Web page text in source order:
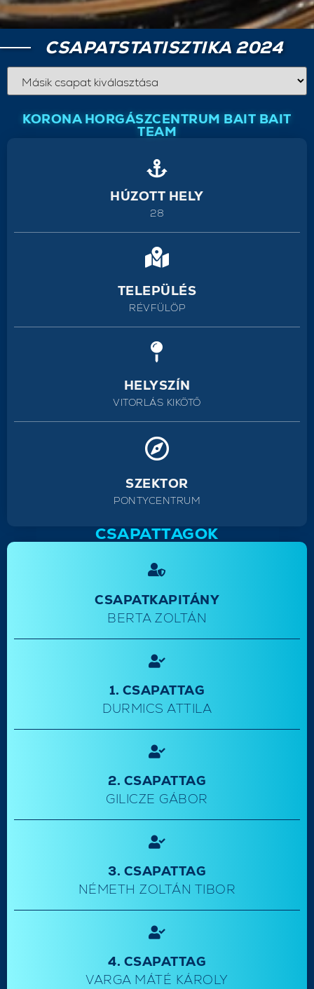
CSAPATSTATISZTIKA 2024
KORONA HORGÁSZCENTRUM BAIT BAIT
TEAM
HÚZOTT HELY
28
TELEPÜLÉS
RÉVFÜLÖP
HELYSZÍN
VITORLÁS KIKÖTŐ
SZEKTOR
PONTYCENTRUM
CSAPATTAGOK
CSAPATKAPITÁNY
BERTA ZOLTÁN
1. CSAPATTAG
DURMICS ATTILA
2. CSAPATTAG
GILICZE GÁBOR
3. CSAPATTAG
NÉMETH ZOLTÁN TIBOR
4. CSAPATTAG
VARGA MÁTÉ KÁROLY